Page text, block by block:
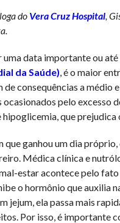
do Vera Cruz Hospital,
uma data importante ou
da Saúde), é o maior
consequências a médio
pelo excesso
que
que ganhou um dia
Médica clínica e
estar acontece pelo
o hormônio que auxilia
jejum, ela passa mais
Por isso, é importante